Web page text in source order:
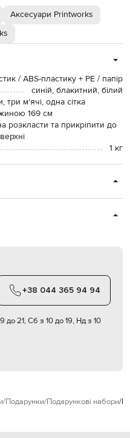
Аксесуари Printworks
/ ABS-пластику + PE / папір
синій, блакитний, білий
три м'ячі, одна сітка
169 см
розкласти та прикріпити до
1 кг
+38 044 365 94 94
до 21, Сб з 10 до 19, Нд з 10
Подарунки Подарункові набори